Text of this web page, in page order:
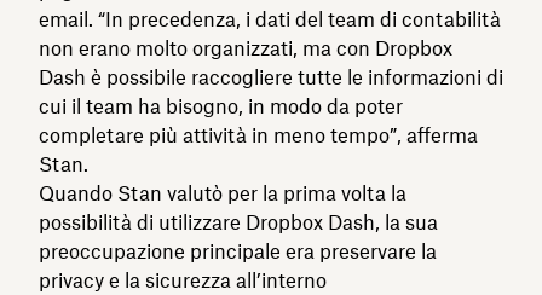
email. “In precedenza, i dati del team di contabilità
non erano molto organizzati, ma con Dropbox
Dash è possibile raccogliere tutte le informazioni di
cui il team ha bisogno, in modo da poter
completare più attività in meno tempo”, afferma
Stan.
Quando Stan valutò per la prima volta la
possibilità di utilizzare Dropbox Dash, la sua
preoccupazione principale era preservare la
privacy e la sicurezza all’interno